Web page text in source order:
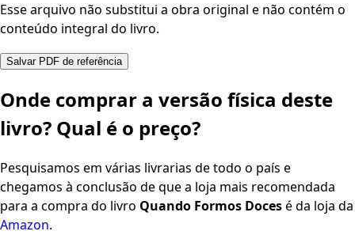
Esse arquivo não substitui a obra original e não contém o
conteúdo integral do livro.
Salvar PDF de referência
Onde comprar a versão física deste
livro? Qual é o preço?
Pesquisamos em várias livrarias de todo o país e
chegamos à conclusão de que a loja mais recomendada
para a compra do livro Quando Formos Docesé da loja da
Amazon.